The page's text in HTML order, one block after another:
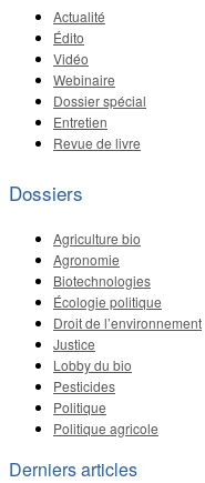
Actualité
Édito
Vidéo
Webinaire
Dossier spécial
Entretien
Revue de livre
Dossiers
Agriculture bio
Agronomie
Biotechnologies
Écologie politique
Droit de l’environnement
Justice
Lobby du bio
Pesticides
Politique
Politique agricole
Derniers articles